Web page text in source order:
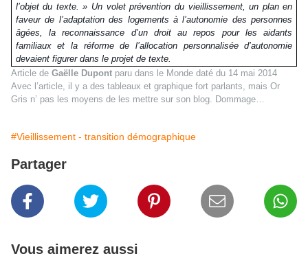
l’objet du texte. » Un volet prévention du vieillissement, un plan en
faveur de l’adaptation des logements à l’autonomie des personnes
âgées, la reconnaissance d’un droit au repos pour les aidants
familiaux et la réforme de l’allocation personnalisée d’autonomie
devaient figurer dans le projet de texte.
Article de Gaëlle Dupont paru dans le Monde daté du 14 mai 2014
Avec l’article, il y a des tableaux et graphique fort parlants, mais Or
Gris n’ pas les moyens de les mettre sur son blog. Dommage…
#Vieillissement - transition démographique
Partager
Vous aimerez aussi